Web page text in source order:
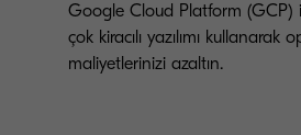
Google Cloud Platform (GCP)
çok kiracılı yazılımı kullanarak
maliyetlerinizi azaltın.